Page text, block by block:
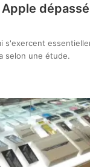
s'exercent
selon une étude.